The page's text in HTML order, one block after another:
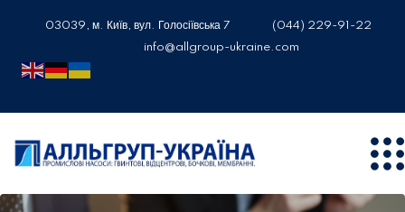
03039, м. Київ, вул. Голосіївська 7
(044) 229-91-22
info@allgroup-ukraine.com